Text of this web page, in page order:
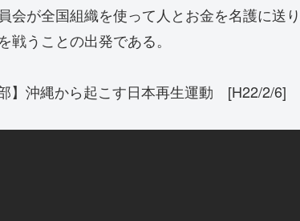
会が全国組織を使って人とお金を名護に送
うことの出発である。
】沖縄から起こす日本再生運動 [H22/2/6]